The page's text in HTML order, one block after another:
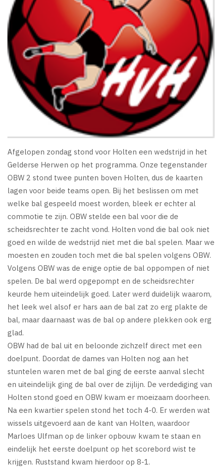
Afgelopen zondag stond voor Holten een wedstrijd in het
Gelderse Herwen op het programma. Onze tegenstander
OBW 2 stond twee punten boven Holten, dus de kaarten
lagen voor beide teams open. Bij het beslissen om met
welke bal gespeeld moest worden, bleek er echter al
commotie te zijn. OBW stelde een bal voor die de
scheidsrechter te zacht vond. Holten vond die bal ook niet
goed en wilde de wedstrijd niet met die bal spelen. Maar we
moesten en zouden toch met die bal spelen volgens OBW.
Volgens OBW was de enige optie de bal oppompen of niet
spelen. De bal werd opgepompt en de scheidsrechter
keurde hem uiteindelijk goed. Later werd duidelijk waarom,
het leek wel alsof er hars aan de bal zat zo erg plakte de
bal, maar daarnaast was de bal op andere plekken ook erg
glad.
OBW had de bal uit en beloonde zichzelf direct met een
doelpunt. Doordat de dames van Holten nog aan het
stuntelen waren met de bal ging de eerste aanval slecht
en uiteindelijk ging de bal over de zijlijn. De verdediging van
Holten stond goed en OBW kwam er moeizaam doorheen.
Na een kwartier spelen stond het toch 4-0. Er werden wat
wissels uitgevoerd aan de kant van Holten, waardoor
Marloes Ulfman op de linker opbouw kwam te staan en
eindelijk het eerste doelpunt op het scorebord wist te
krijgen. Ruststand kwam hierdoor op 8-1.